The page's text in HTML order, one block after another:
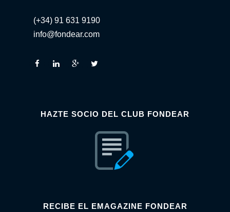
(+34) 91 631 9190
info@fondear.com
HAZTE SOCIO DEL CLUB FONDEAR
RECIBE EL EMAGAZINE FONDEAR